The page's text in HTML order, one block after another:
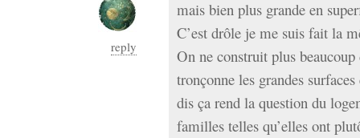
reply
mais bien plus grande en
C’est drôle je me suis fait la
On ne construit plus
tronçonne les grandes
dis ça rend la question du
familles telles qu’elles ont